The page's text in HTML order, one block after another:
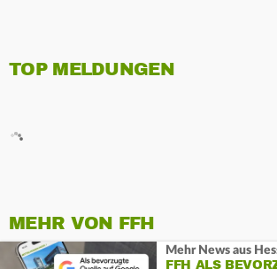
TOP MELDUNGEN
MEHR VON FFH
Mehr News aus
FFH ALS